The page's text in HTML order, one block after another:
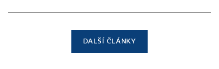
DALŠÍ ČLÁNKY